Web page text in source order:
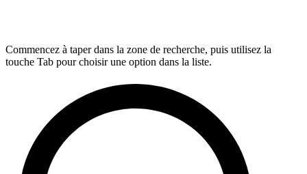
Commencez à taper dans la zone de recherche, puis utilisez la
touche Tab pour choisir une option dans la liste.